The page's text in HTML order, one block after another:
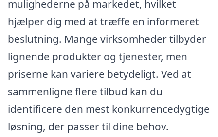
mulighederne på markedet, hvilket
hjælper dig med at træffe en informeret
beslutning. Mange virksomheder tilbyder
lignende produkter og tjenester, men
priserne kan variere betydeligt. Ved at
sammenligne flere tilbud kan du
identificere den mest konkurrencedygtige
løsning, der passer til dine behov.